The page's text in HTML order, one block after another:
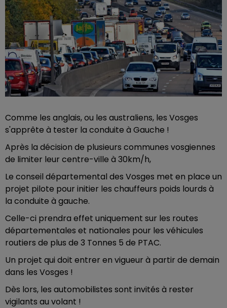
Comme les anglais, ou les australiens, les Vosges
s'apprête à tester la conduite à Gauche !
Après la décision de plusieurs communes vosgiennes
de limiter leur centre-ville à 30km/h,
Le conseil départemental des Vosges met en place un
projet pilote pour initier les chauffeurs poids lourds à
la conduite à gauche.
Celle-ci prendra effet uniquement sur les routes
départementales et nationales pour les véhicules
routiers de plus de 3 Tonnes 5 de PTAC.
Un projet qui doit entrer en vigueur à partir de demain
dans les Vosges !
Dès lors, les automobilistes sont invités à rester
vigilants au volant !